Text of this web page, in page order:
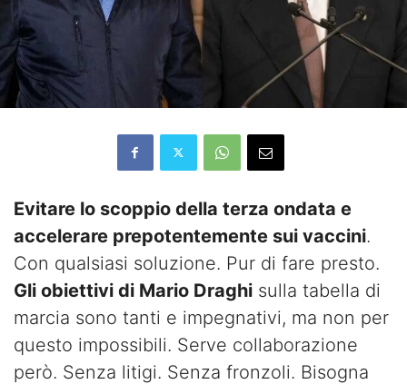
Evitare lo scoppio della terza ondata e
accelerare prepotentemente sui vaccini.
Con qualsiasi soluzione. Pur di fare presto.
Gli obiettivi di Mario Draghi sulla tabella di
marcia sono tanti e impegnativi, ma non per
questo impossibili. Serve collaborazione
però. Senza litigi. Senza fronzoli. Bisogna